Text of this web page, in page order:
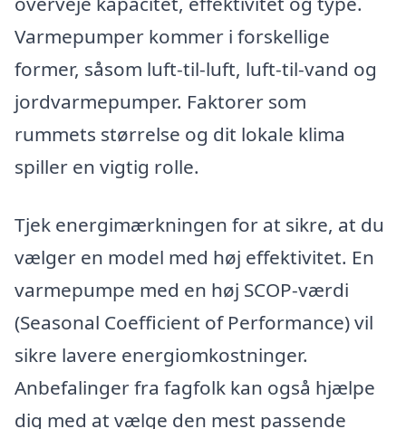
Varmepumper kommer i forskellige
former, såsom luft-til-luft, luft-til-vand og
jordvarmepumper. Faktorer som
rummets størrelse og dit lokale klima
spiller en vigtig rolle.
Tjek energimærkningen for at sikre, at du
vælger en model med høj effektivitet. En
varmepumpe med en høj SCOP-værdi
(Seasonal Coefficient of Performance) vil
sikre lavere energiomkostninger.
Anbefalinger fra fagfolk kan også hjælpe
dig med at vælge den mest passende